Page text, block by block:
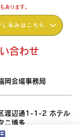
あります。
込みはこちら
合わせ
岡会場事務局
渡辺通1-1-2 ホテル
ニ博多